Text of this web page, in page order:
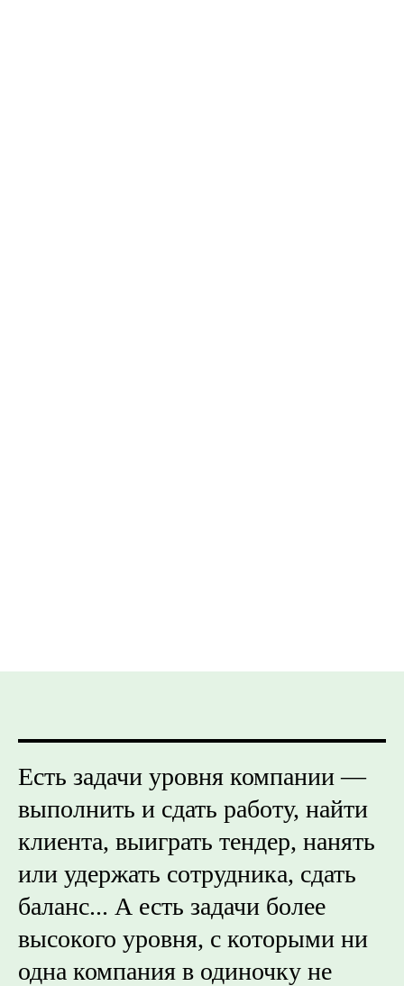
Есть задачи уровня компании —
выполнить и сдать работу, найти
клиента, выиграть тендер, нанять
или удержать сотрудника, сдать
баланс... А есть задачи более
высокого уровня, с которыми ни
одна компания в одиночку не